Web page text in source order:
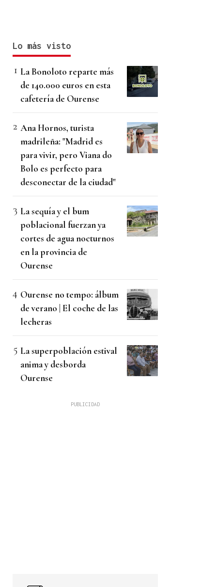
Lo más visto
La Bonoloto reparte más
de 140.000 euros en esta
cafetería de Ourense
Ana Hornos, turista
madrileña: "Madrid es
para vivir, pero Viana do
Bolo es perfecto para
desconectar de la ciudad"
La sequía y el bum
poblacional fuerzan ya
cortes de agua nocturnos
en la provincia de
Ourense
Ourense no tempo: álbum
de verano | El coche de las
lecheras
La superpoblación estival
anima y desborda
Ourense